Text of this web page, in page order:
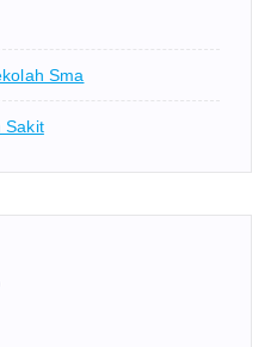
Sma
Sakit